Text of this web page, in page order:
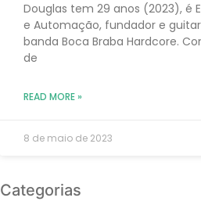
Douglas tem 29 anos (2023), é
e Automação, fundador e
banda Boca Braba Hardcore.
de
READ MORE »
8 de maio de 2023
Categorias